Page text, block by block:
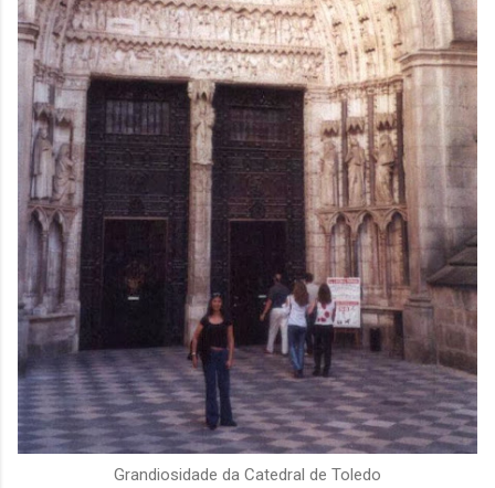
Grandiosidade da Catedral de Toledo